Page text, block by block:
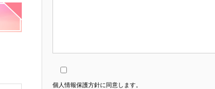
個人情報保護方針に同意します。